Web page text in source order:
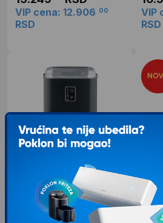
VIP cena: 12.906 00
RSD
VIP
RSD
Brend CASO Karakteristike Tip
uređaja: automatski ledomat
Tehnologija: kompresorska
tehnologija (tihi rad ~ 42–43
Do 12
Uz
uvek